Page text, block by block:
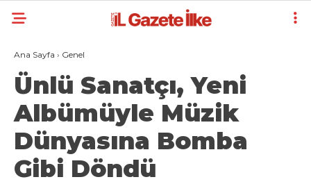
Ana Sayfa › Genel
Ünlü Sanatçı, Yeni
Albümüyle Müzik
Dünyasına Bomba
Gibi Döndü